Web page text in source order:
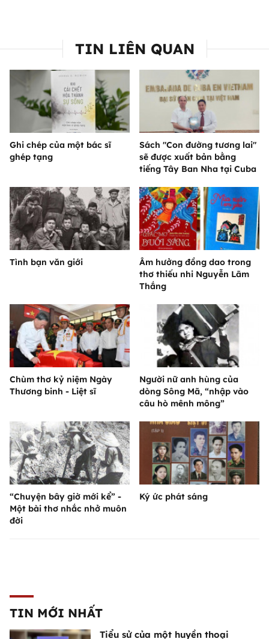
TIN LIÊN QUAN
Ghi chép của một bác sĩ
ghép tạng
Sách "Con đường tương lai"
sẽ được xuất bản bằng
tiếng Tây Ban Nha tại Cuba
Tình bạn văn giới
Âm hưởng đồng dao trong
thơ thiếu nhi Nguyễn Lãm
Thắng
Chùm thơ kỷ niệm Ngày
Thương binh - Liệt sĩ
Người nữ anh hùng của
dòng Sông Mã, “nhập vào
câu hò mênh mông”
“Chuyện bây giờ mới kể” -
Một bài thơ nhắc nhở muôn
đời
Ký ức phát sáng
TIN MỚI NHẤT
Tiểu sử của một huyền thoại